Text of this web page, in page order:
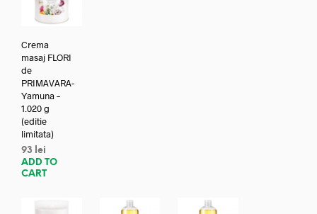
Crema
masaj FLORI
de
PRIMAVARA-
Yamuna –
1.020 g
(editie
limitata)
93
lei
ADD TO
CART